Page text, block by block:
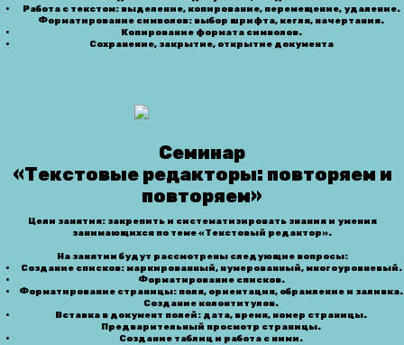
Работа с текстом: выделение, копирование, перемещение, удаление.
Форматирование символов: выбор шрифта, кегля, начертания.
Копирование формата символов.
Сохранение, закрытие, открытие документа
Семинар
«Текстовые редакторы: повторяем и
повторяем»
Цели занятия: закрепить и систематизировать знания и умения
занимающихся по теме «Текстовый редактор».
На занятии будут рассмотрены следующие вопросы:
Создание списков: маркированный, нумерованный, многоуровневый.
Форматирование списков.
Форматирование страницы: поля, ориентация, обрамление и заливка.
Создание колонтитулов.
Вставка в документ полей: дата, время, номер страницы.
Предварительный просмотр страницы.
Создание таблиц и работа с ними.